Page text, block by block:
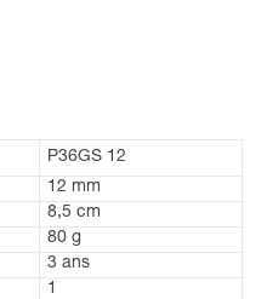
P36GS 12
12 mm
8,5 cm
80 g
3 ans
1